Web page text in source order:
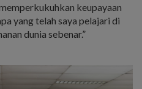
keupayaan
yang telah saya pelajari di
dunia sebenar.”